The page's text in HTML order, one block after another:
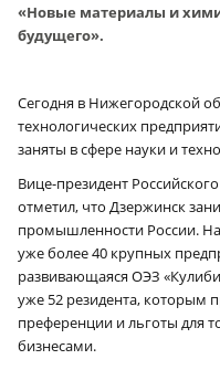
«Новые материалы и
будущего».
Сегодня в Нижегородской
технологических
заняты в сфере науки и
Вице-президент
отметил, что Дзержинск
промышленности России. На
уже более 40 крупных
развивающаяся ОЭЗ
уже 52 резидента, которым
преференции и льготы для
бизнесами.